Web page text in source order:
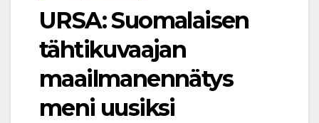
URSA: Suomalaisen
tähtikuvaajan
maailmanennätys
meni uusiksi